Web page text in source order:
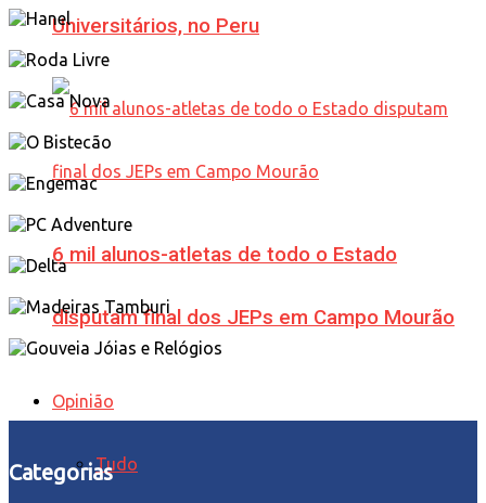
Universitários, no Peru
6 mil alunos-atletas de todo o Estado
disputam final dos JEPs em Campo Mourão
Opinião
Tudo
Categorias